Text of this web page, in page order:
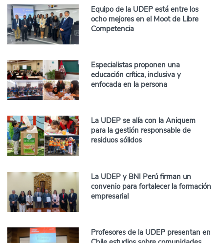
Equipo de la UDEP está entre los
ocho mejores en el Moot de Libre
Competencia
Especialistas proponen una
educación crítica, inclusiva y
enfocada en la persona
La UDEP se alía con la Aniquem
para la gestión responsable de
residuos sólidos
La UDEP y BNI Perú firman un
convenio para fortalecer la formación
empresarial
Profesores de la UDEP presentan en